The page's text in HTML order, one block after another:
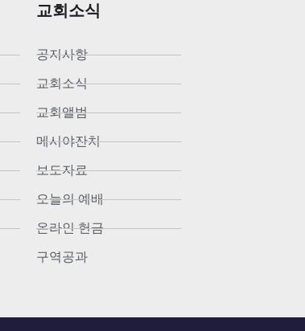
교회소식
공지사항
교회소식
교회앨범
메시야잔치
보도자료
오늘의 예배
온라인 헌금
구역공과